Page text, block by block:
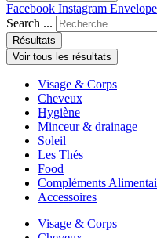
Facebook Instagram Envelope
Search ...
Résultats
Voir tous les résultats
Visage & Corps
Cheveux
Hygiène
Minceur & drainage
Soleil
Les Thés
Food
Compléments
Accessoires
Visage & Corps